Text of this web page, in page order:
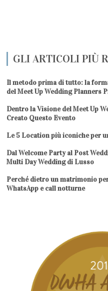
GLI ARTICOLI PIÙ
Il metodo prima di tutto: la
del Meet Up Wedding Planners
Dentro la Visione del Meet Up
Creato Questo Evento
Le 5 Location più iconiche per
Dal Welcome Party al Post
Multi Day Wedding di Lusso
Perché dietro un matrimonio
WhatsApp e call notturne